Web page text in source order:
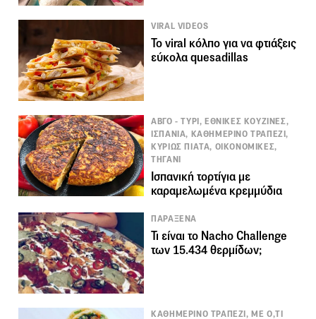
VIRAL VIDEOS
To viral κόλπο για να φτιάξεις
εύκολα quesadillas
ΑΒΓΟ - ΤΥΡΙ, ΕΘΝΙΚΕΣ ΚΟΥΖΙΝΕΣ,
ΙΣΠΑΝΙΑ, ΚΑΘΗΜΕΡΙΝΟ ΤΡΑΠΕΖΙ,
ΚΥΡΙΩΣ ΠΙΑΤΑ, ΟΙΚΟΝΟΜΙΚΕΣ,
ΤΗΓΑΝΙ
Ισπανική τορτίγια με
καραμελωμένα κρεμμύδια
ΠΑΡΑΞΕΝΑ
Τι είναι το Nacho Challenge
των 15.434 θερμίδων;
ΚΑΘΗΜΕΡΙΝΟ ΤΡΑΠΕΖΙ, ΜΕ Ο,ΤΙ